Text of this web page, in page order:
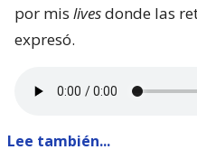
por mis livesdonde las
expresó.
Lee también...